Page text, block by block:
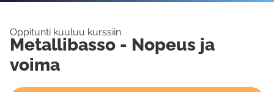
Oppitunti kuuluu kurssiin
Metallibasso - Nopeus ja
voima